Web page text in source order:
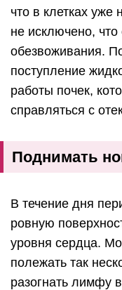
что в клетках уже
не исключено, что
обезвоживания.
поступление
работы почек,
справляться с
Поднимать
В течение дня
ровную
уровня сердца.
полежать так
разогнать лимфу